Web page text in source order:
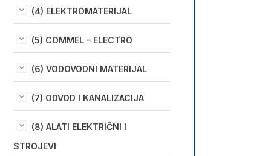
(4) ELEKTROMATERIJAL
(5) COMMEL – ELECTRO
(6) VODOVODNI MATERIJAL
(7) ODVOD I KANALIZACIJA
(8) ALATI ELEKTRIČNI I
STROJEVI